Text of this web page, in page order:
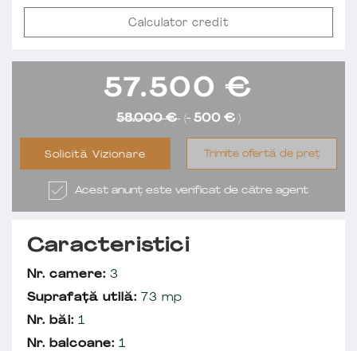
Calculator credit
57.500 €
58.000 € (- 500 € )
Solicită Vizionare Trimite ofertă de preț
Acest anunț este verificat de către agent
Caracteristici
Nr. camere: 3
Suprafață utilă: 73 mp
Nr. băi: 1
Nr. balcoane: 1